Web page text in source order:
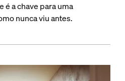
é a chave para uma
nunca viu antes.